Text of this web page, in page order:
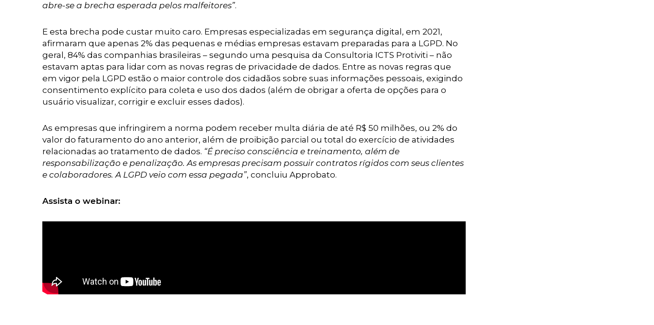
abre-se a brecha esperada pelos malfeitores”.
E esta brecha pode custar muito caro. Empresas especializadas em segurança digital, em 2021,
afirmaram que apenas 2% das pequenas e médias empresas estavam preparadas para a LGPD. No
geral, 84% das companhias brasileiras – segundo uma pesquisa da Consultoria ICTS Protiviti – não
estavam aptas para lidar com as novas regras de privacidade de dados. Entre as novas regras que
em vigor pela LGPD estão o maior controle dos cidadãos sobre suas informações pessoais, exigindo
consentimento explícito para coleta e uso dos dados (além de obrigar a oferta de opções para o
usuário visualizar, corrigir e excluir esses dados).
As empresas que infringirem a norma podem receber multa diária de até R$ 50 milhões, ou 2% do
valor do faturamento do ano anterior, além de proibição parcial ou total do exercício de atividades
relacionadas ao tratamento de dados. “É preciso consciência e treinamento, além de
responsabilização e penalização. As empresas precisam possuir contratos rígidos com seus clientes
e colaboradores. A LGPD veio com essa pegada”, concluiu Approbato.
Assista o webinar: